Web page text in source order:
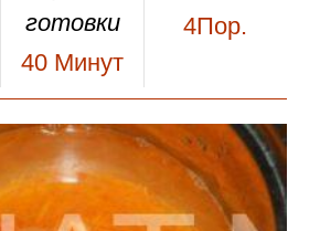
готовки
40 Минут
4Пор.